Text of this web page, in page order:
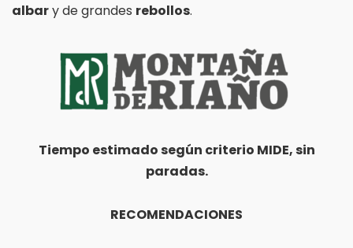
albary de grandes rebollos.
Tiempo estimado según criterio MIDE, sin
paradas.
RECOMENDACIONES